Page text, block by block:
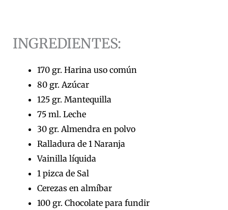
INGREDIENTES:
170 gr. Harina uso común
80 gr. Azúcar
125 gr. Mantequilla
75 ml. Leche
30 gr. Almendra en polvo
Ralladura de 1 Naranja
Vainilla líquida
1 pizca de Sal
Cerezas en almíbar
100 gr. Chocolate para fundir